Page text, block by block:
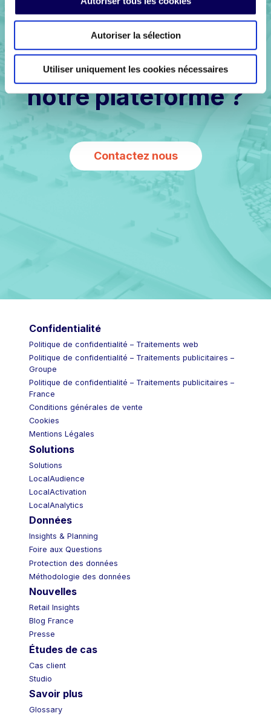
Autoriser la sélection
Utiliser uniquement les cookies nécessaires
Prêt à découvrir
notre plateforme ?
Contactez nous
Confidentialité
Politique de confidentialité – Traitements web
Politique de confidentialité – Traitements publicitaires –
Groupe
Politique de confidentialité – Traitements publicitaires –
France
Conditions générales de vente
Cookies
Mentions Légales
Solutions
Solutions
LocalAudience
LocalActivation
LocalAnalytics
Données
Insights & Planning
Foire aux Questions
Protection des données
Méthodologie des données
Nouvelles
Retail Insights
Blog France
Presse
Études de cas
Cas client
Studio
Savoir plus
Glossary